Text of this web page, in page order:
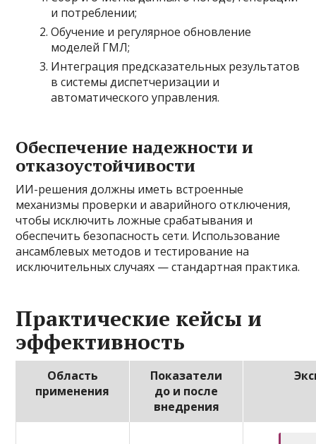
и потреблении;
Обучение и регулярное обновление
моделей ГМЛ;
Интеграция предсказательных результатов
в системы диспетчеризации и
автоматического управления.
Обеспечение надежности и
отказоустойчивости
ИИ-решения должны иметь встроенные
механизмы проверки и аварийного отключения,
чтобы исключить ложные срабатывания и
обеспечить безопасность сети. Использование
ансамблевых методов и тестирование на
исключительных случаях — стандартная практика.
Практические кейсы и
эффективность
Область
применения
Показатели
до и после
внедрения